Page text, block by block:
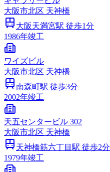
大阪市北区 天神橋
大阪天満宮駅 徒歩1分
1986年竣工
ワイズビル
大阪市北区 天神橋
南森町駅 徒歩3分
2002年竣工
天五センタービル 302
大阪市北区 天神橋
天神橋筋六丁目 駅 徒歩2分
1979年竣工